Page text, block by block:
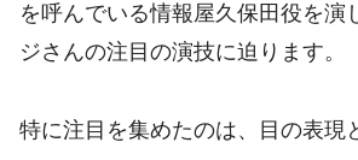
を呼んでいる情報屋久保田役を演
ジさんの注目の演技に迫ります。
特に注目を集めたのは、目の表現